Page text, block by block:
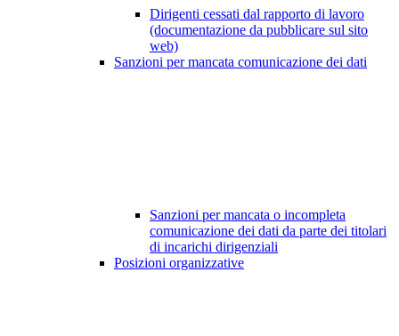
Dirigenti cessati dal rapporto di lavoro
(documentazione da pubblicare sul sito
web)
Sanzioni per mancata comunicazione dei dati
Sanzioni per mancata o incompleta
comunicazione dei dati da parte dei titolari
di incarichi dirigenziali
Posizioni organizzative